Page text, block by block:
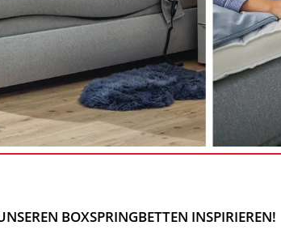
BOXSPRINGBETTEN INSPIRIEREN!